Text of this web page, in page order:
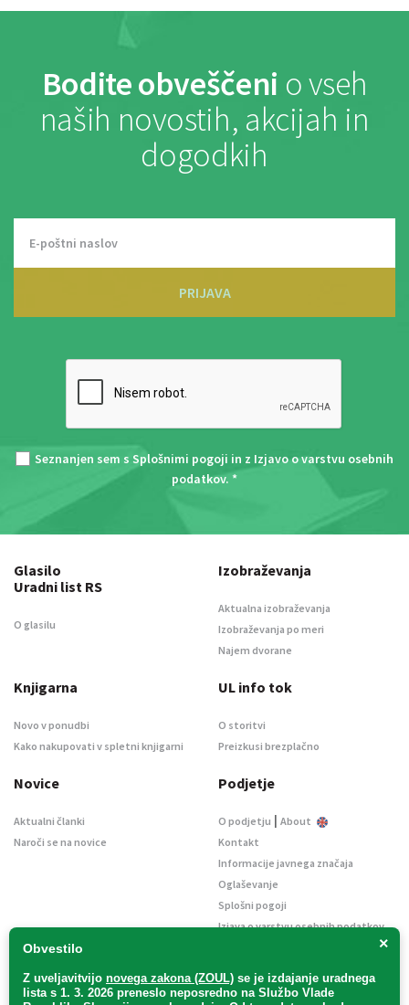
Bodite obveščeni o vseh
naših novostih, akcijah in
dogodkih
PRIJAVA
Seznanjen sem s Splošnimi pogoji in z Izjavo o varstvu osebnih
podatkov. *
×
Obvestilo
Z uveljavitvijo novega zakona (ZOUL) se je izdajanje uradnega
lista s 1. 3. 2026 preneslo neposredno na Službo Vlade
Glasilo
Uradni list RS
O glasilu
Izobraževanja
Aktualna izobraževanja
Izobraževanja po meri
Najem dvorane
Knjigarna
Novo v ponudbi
Kako nakupovati v spletni knjigarni
UL info tok
O storitvi
Preizkusi brezplačno
Novice
Aktualni članki
Naroči se na novice
Podjetje
O podjetju | About
Kontakt
Informacije javnega značaja
Oglaševanje
Splošni pogoji
Izjava o varstvu osebnih podatkov